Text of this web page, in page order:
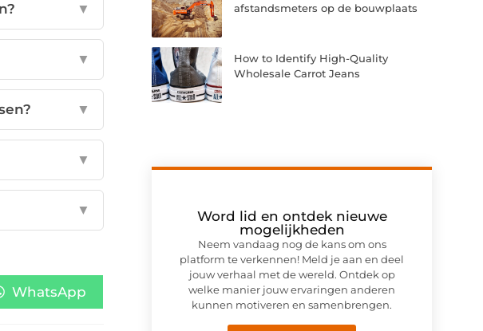
▼
▼
▼
▼
▼
WhatsApp
afstandsmeters op de bouwplaats
How to Identify High-Quality
Wholesale Carrot Jeans
Word lid en ontdek nieuwe
mogelijkheden
Neem vandaag nog de kans om ons
platform te verkennen! Meld je aan en deel
jouw verhaal met de wereld. Ontdek op
welke manier jouw ervaringen anderen
kunnen motiveren en samenbrengen.